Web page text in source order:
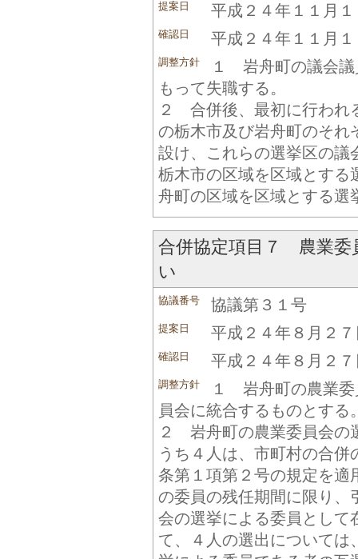
提案日 平成２４年１１月
確認日 平成２４年１１月
調整方針
１ 岩舟町の議会議
もって失職する。
２ 合併後、最初に行われ
の栃木市及び岩舟町のそれ
設け、これらの選挙区の議
栃木市の区域を区域とする
舟町の区域を区域とする選
合併協定項目７ 農業委
い
協議番号 協議第３１号
提案日 平成２４年８月２７
確認日 平成２４年８月２７
調整方針
１ 岩舟町の農業委
員会に統合するものとする
２ 岩舟町の農業委員会の
うち４人は、市町村の合
条第１項第２号の規定を適
の委員の残任期間に限り、
会の選挙による委員として
て、４人の選出については